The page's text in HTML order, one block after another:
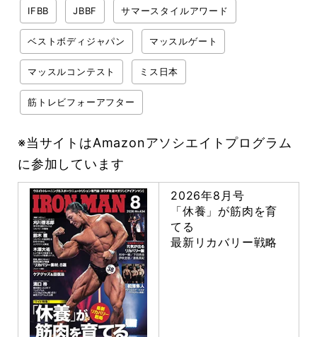
IFBB JBBF サマースタイルアワード
ベストボディジャパン マッスルゲート
マッスルコンテスト ミス日本
筋トレビフォーアフター
※当サイトはAmazonアソシエイトプログラム
に参加しています
2026年8月号
「休養」が筋肉を育
てる
最新リカバリー戦略